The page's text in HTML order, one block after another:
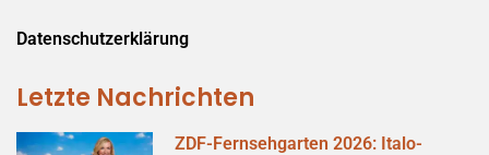
Datenschutzerklärung
Letzte Nachrichten
ZDF-Fernsehgarten 2026: Italo-